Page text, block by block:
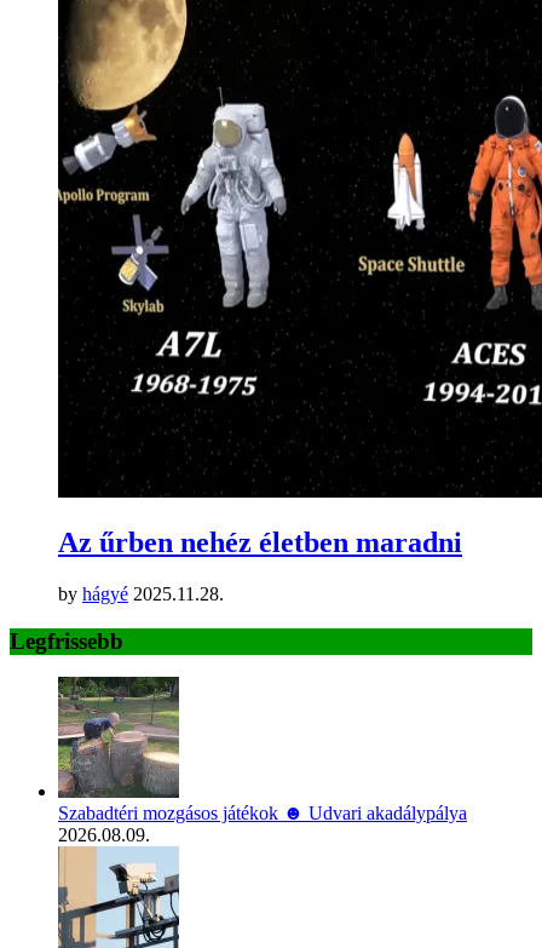
Az űrben nehéz életben maradni
by hágyé 2025.11.28.
Legfrissebb
Szabadtéri mozgásos játékok ☻ Udvari akadálypálya
2026.08.09.